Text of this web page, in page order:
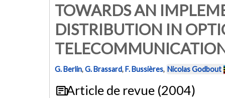
TOWARDS AN
DISTRIBUTION IN
G. Berlin,G. Brassard,F. Bussières, Nicolas Godbout
Article de revue (2004)